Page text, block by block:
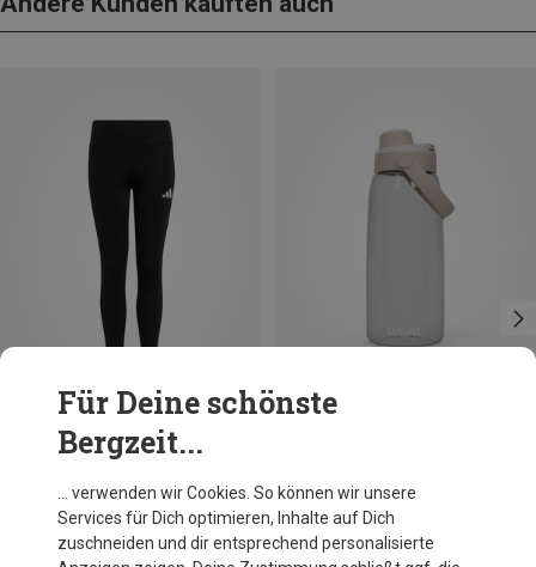
Kinder Essentials 3-Stripes Tights
128 140
152
170
Camelbak
Thrive Chug 1L Trinkflasche
23,95 €
Für Deine schönste
Bergzeit...
… verwenden wir Cookies. So können wir unsere
Services für Dich optimieren, Inhalte auf Dich
zuschneiden und dir entsprechend personalisierte